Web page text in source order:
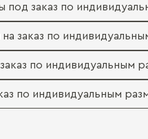
под заказ по
заказ по
по индивидуальным
по индивидуальным